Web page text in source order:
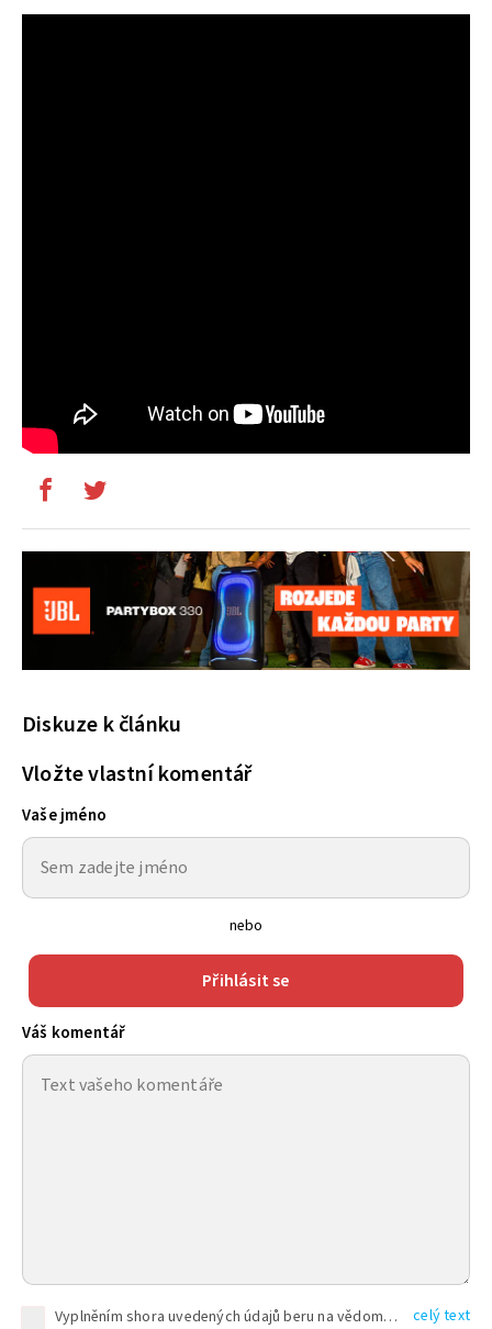
Diskuze k článku
Vložte vlastní komentář
Vaše jméno
nebo
Přihlásit se
Váš komentář
Vyplněním shora uvedených údajů beru na vědomí, že společnost TEXT FACTORY s.r.o., sídlem Brno, Durďákova 336/29, Černá Pole, PSČ: 613 00, IČ: 06157831, zapsané u Krajského soudu v Brně, oddíl C, vložka 100399, bude zpracovávat mé osobní údaje uvedené v rámci mnou vyplněného registračního formuláře na základě oprávněných zájmů TEXT FACTORY s.r.o. dle čl. 6 odst. 1 písm. f) GDPR a pro splnění právních povinností (čl. 6 odst. 1 písm. c) GDPR), a to pro tyto účely: nezbytnost zajistit oprávnění návštěvníka webových stránek provozovaných společností TEXT FACTORY s.r.o. přispívat aktivně ke zveřejněným článkům nebo v rámci diskusních fór a výkon práv TEXT FACTORY s.r.o. jako administrátora těchto diskusních fór. Více informací o zpracování osobních údajů a právech lze nalézt v celý text